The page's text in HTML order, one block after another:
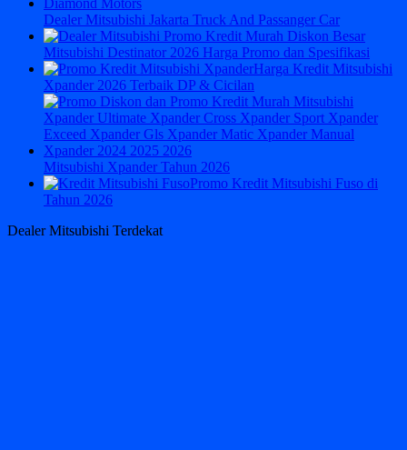
Dealer Mitsubishi Jakarta Truck And Passanger Car
Mitsubishi Destinator 2026 Harga Promo dan Spesifikasi
Harga Kredit Mitsubishi
Xpander 2026 Terbaik DP & Cicilan
Mitsubishi Xpander Tahun 2026
Promo Kredit Mitsubishi Fuso di
Tahun 2026
Dealer Mitsubishi Terdekat